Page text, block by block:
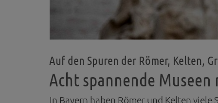
Auf den Spuren der Römer, Kelten,
Acht spannende
In Bayern haben Römer und Kelten